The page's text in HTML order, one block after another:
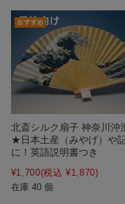
北斎シルク扇子 神奈川沖
★日本土産（みやげ）や
に！英語説明書つき
¥1,700(税込 ¥1,870)
在庫 40 個